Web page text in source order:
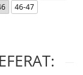
46-47